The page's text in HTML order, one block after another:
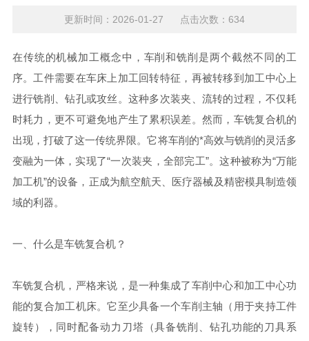
更新时间：2026-01-27 点击次数：634
在传统的机械加工概念中，车削和铣削是两个截然不同的工
序。工件需要在车床上加工回转特征，再被转移到加工中心上
进行铣削、钻孔或攻丝。这种多次装夹、流转的过程，不仅耗
时耗力，更不可避免地产生了累积误差。然而，车铣复合机的
出现，打破了这一传统界限。它将车削的*高效与铣削的灵活多
变融为一体，实现了“一次装夹，全部完工”。这种被称为“万能
加工机”的设备，正成为航空航天、医疗器械及精密模具制造领
域的利器。
一、什么是车铣复合机？
车铣复合机，严格来说，是一种集成了车削中心和加工中心功
能的复合加工机床。它至少具备一个车削主轴（用于夹持工件
旋转），同时配备动力刀塔（具备铣削、钻孔功能的刀具系